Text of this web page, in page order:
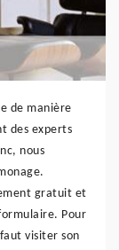
de manière
des experts
nous
gratuit et
Pour
visiter son